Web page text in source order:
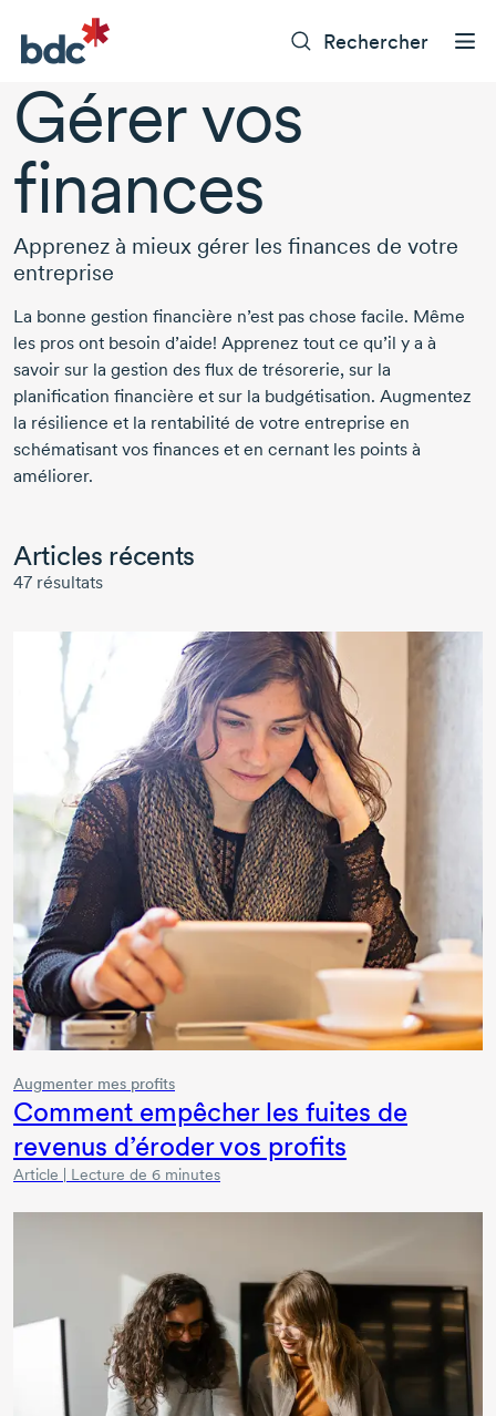
Rechercher
Gérer vos
finances
Apprenez à mieux gérer les finances de votre
entreprise
La bonne gestion financière n’est pas chose facile. Même
les pros ont besoin d’aide! Apprenez tout ce qu’il y a à
savoir sur la gestion des flux de trésorerie, sur la
planification financière et sur la budgétisation. Augmentez
la résilience et la rentabilité de votre entreprise en
schématisant vos finances et en cernant les points à
améliorer.
Articles récents
47 résultats
Augmenter mes profits
Comment empêcher les fuites de
revenus d’éroder vos profits
Article | Lecture de 6 minutes